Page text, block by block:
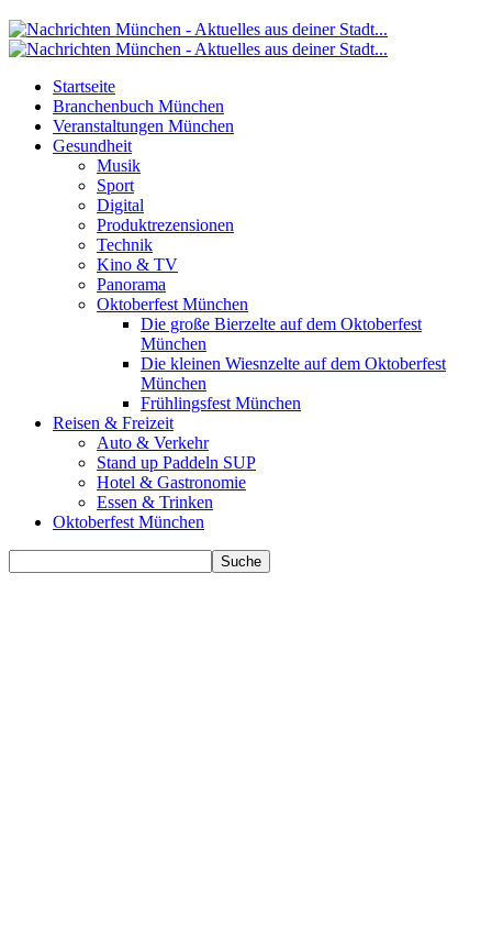
Startseite
Branchenbuch München
Veranstaltungen München
Gesundheit
Musik
Sport
Digital
Produktrezensionen
Technik
Kino & TV
Panorama
Oktoberfest München
Die große Bierzelte auf dem Oktoberfest
München
Die kleinen Wiesnzelte auf dem Oktoberfest
München
Frühlingsfest München
Reisen & Freizeit
Auto & Verkehr
Stand up Paddeln SUP
Hotel & Gastronomie
Essen & Trinken
Oktoberfest München